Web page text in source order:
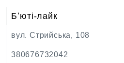
Бʼюті-лайк
вул. Стрийська, 108
380676732042